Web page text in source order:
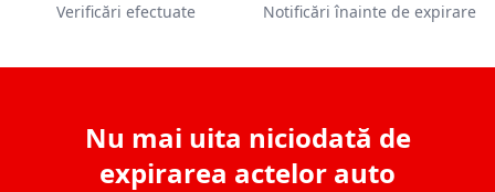
Verificări efectuate Notificări înainte de expirare
Nu mai uita niciodată de
expirarea actelor auto